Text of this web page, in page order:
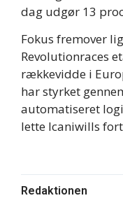
dag udgør 13
Fokus fremover
Revolutionraces
rækkevidde i
har styrket
automatiseret
lette Icaniwills
Redaktionen